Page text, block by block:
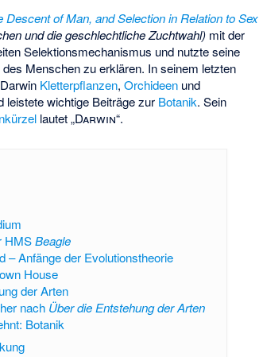
Descent of Man, and Selection in Relation to Sex
und die geschlechtliche Zuchtwahl) mit der
Selektionsmechanismus und nutzte seine
Menschen zu erklären. In seinem letzten
Kletterpflanzen,Orchideen und
leistete wichtige Beiträge zur Botanik. Sein
lautet „Darwin“.
HMSBeagle
– Anfänge der Evolutionstheorie
House
der Arten
nach Über die Entstehung der Arten
Botanik